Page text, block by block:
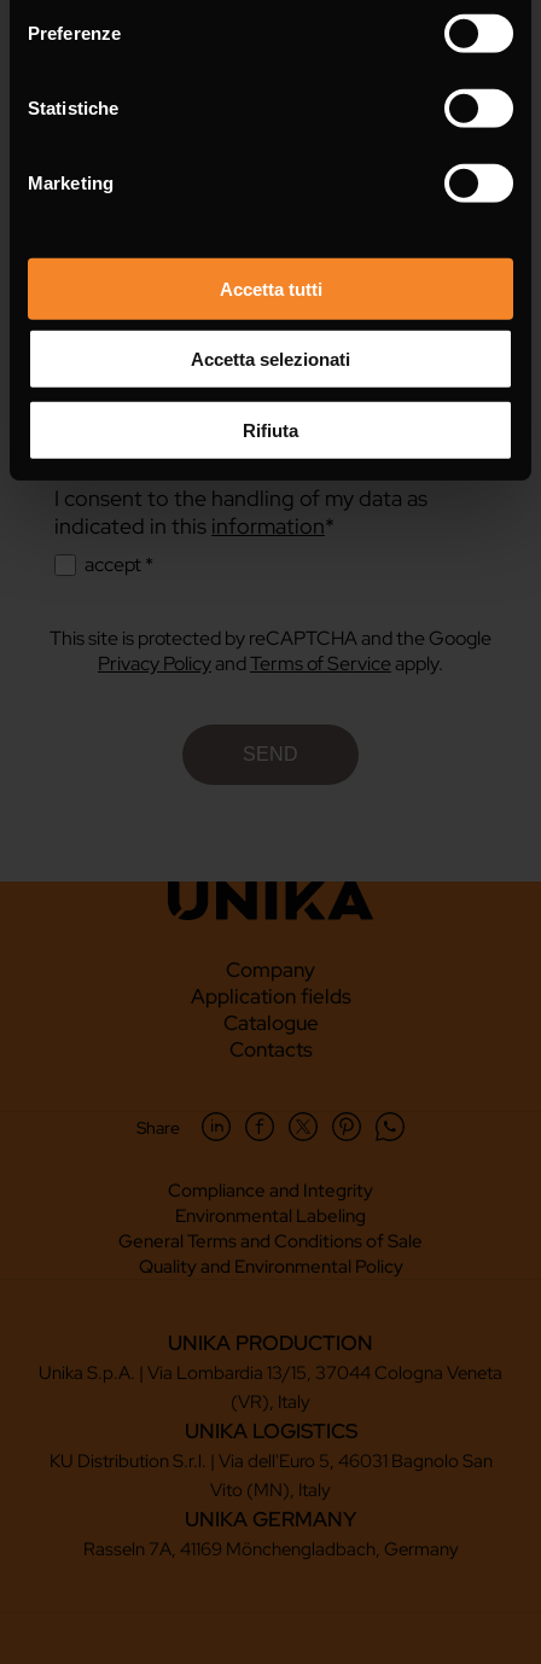
Preferenze
Statistiche
Marketing
Accetta tutti
Accetta selezionati
Rifiuta
Message *
I consent to the handling of my data as
indicated in this information*
accept *
This site is protected by reCAPTCHA and the Google
Privacy PolicyandTerms of Service apply.
Company
Application fields
Catalogue
Contacts
Compliance and Integrity
Environmental Labeling
General Terms and Conditions of Sale
Quality and Environmental Policy
Share
UNIKA PRODUCTION
Unika S.p.A. | Via Lombardia 13/15, 37044 Cologna Veneta
(VR), Italy
UNIKA LOGISTICS
KU Distribution S.r.l. | Via dell'Euro 5, 46031 Bagnolo San
Vito (MN), Italy
UNIKA GERMANY
Rasseln 7A, 41169 Mönchengladbach, Germany